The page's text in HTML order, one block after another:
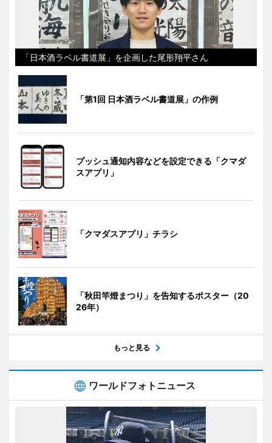
「日本酒ラベル書道展」を企画した尾形翔平さん
「第1回 日本酒ラベル書道展」の作例
プッシュ通知内容などを設定できる「クマダ
スアプリ」
「クマダスアプリ」チラシ
「秋田竿燈まつり」を告知するポスター（20
26年）
もっと見る
ワールドフォトニュース